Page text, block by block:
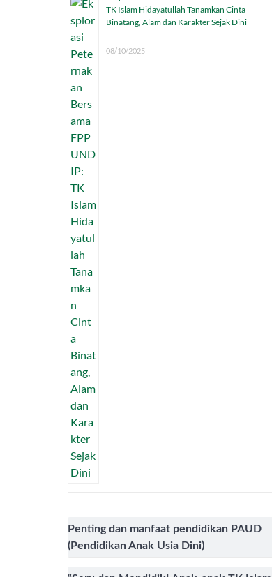
TK Islam Hidayatullah Tanamkan Cinta
Binatang, Alam dan Karakter Sejak Dini
08/10/2025
Penting dan manfaat pendidikan PAUD
(Pendidikan Anak Usia Dini)